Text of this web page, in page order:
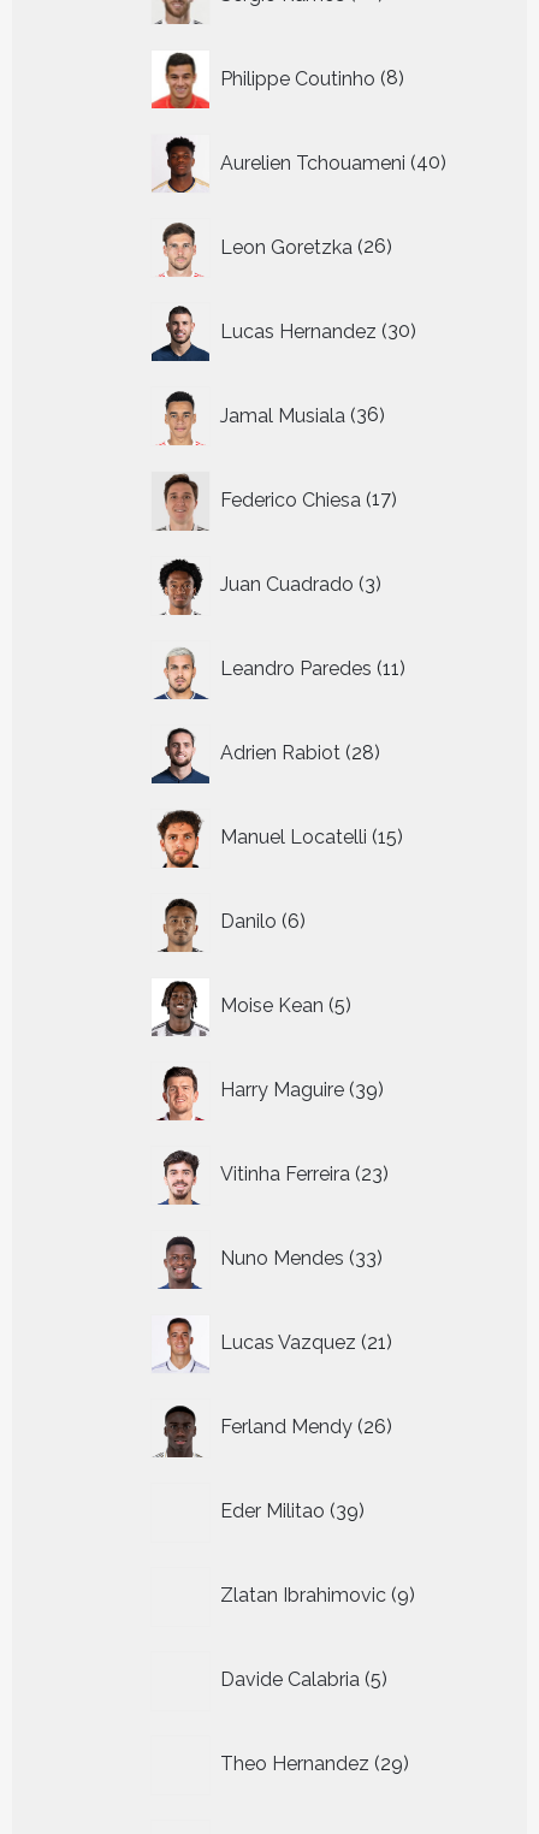
producten
Philippe Coutinho 8
producten
Aurelien Tchouameni 40
producten
Leon Goretzka 26
producten
Lucas Hernandez 30
producten
Jamal Musiala 36
producten
Federico Chiesa 17
producten
Juan Cuadrado 3
producten
Leandro Paredes 11
producten
Adrien Rabiot 28
producten
Manuel Locatelli 15
producten
Danilo 6
producten
Moise Kean 5
producten
Harry Maguire 39
producten
Vitinha Ferreira 23
producten
Nuno Mendes 33
producten
Lucas Vazquez 21
producten
Ferland Mendy 26
producten
Eder Militao 39
producten
Zlatan Ibrahimovic 9
producten
Davide Calabria 5
producten
Theo Hernandez 29
producten